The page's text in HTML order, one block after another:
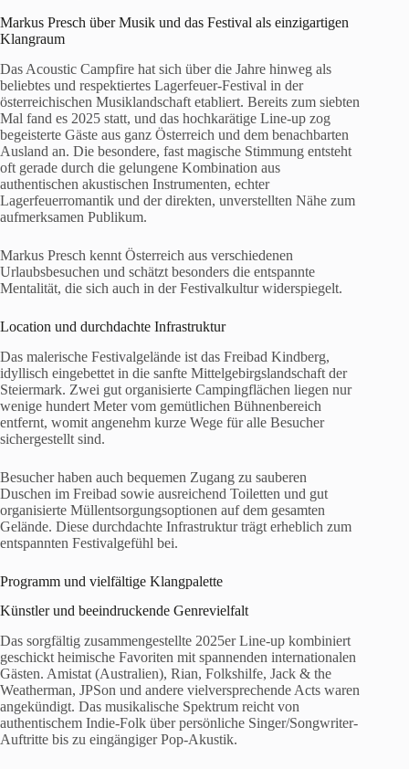
Markus Presch über Musik und das Festival als einzigartigen
Klangraum
Das Acoustic Campfire hat sich über die Jahre hinweg als
beliebtes und respektiertes Lagerfeuer-Festival in der
österreichischen Musiklandschaft etabliert. Bereits zum siebten
Mal fand es 2025 statt, und das hochkarätige Line-up zog
begeisterte Gäste aus ganz Österreich und dem benachbarten
Ausland an. Die besondere, fast magische Stimmung entsteht
oft gerade durch die gelungene Kombination aus
authentischen akustischen Instrumenten, echter
Lagerfeuerromantik und der direkten, unverstellten Nähe zum
aufmerksamen Publikum.
Markus Presch kennt Österreich aus verschiedenen
Urlaubsbesuchen und schätzt besonders die entspannte
Mentalität, die sich auch in der Festivalkultur widerspiegelt.
Location und durchdachte Infrastruktur
Das malerische Festivalgelände ist das Freibad Kindberg,
idyllisch eingebettet in die sanfte Mittelgebirgslandschaft der
Steiermark. Zwei gut organisierte Campingflächen liegen nur
wenige hundert Meter vom gemütlichen Bühnenbereich
entfernt, womit angenehm kurze Wege für alle Besucher
sichergestellt sind.
Besucher haben auch bequemen Zugang zu sauberen
Duschen im Freibad sowie ausreichend Toiletten und gut
organisierte Müllentsorgungsoptionen auf dem gesamten
Gelände. Diese durchdachte Infrastruktur trägt erheblich zum
entspannten Festivalgefühl bei.
Programm und vielfältige Klangpalette
Künstler und beeindruckende Genrevielfalt
Das sorgfältig zusammengestellte 2025er Line-up kombiniert
geschickt heimische Favoriten mit spannenden internationalen
Gästen. Amistat (Australien), Rian, Folkshilfe, Jack & the
Weatherman, JPSon und andere vielversprechende Acts waren
angekündigt. Das musikalische Spektrum reicht von
authentischem Indie-Folk über persönliche Singer/Songwriter-
Auftritte bis zu eingängiger Pop-Akustik.